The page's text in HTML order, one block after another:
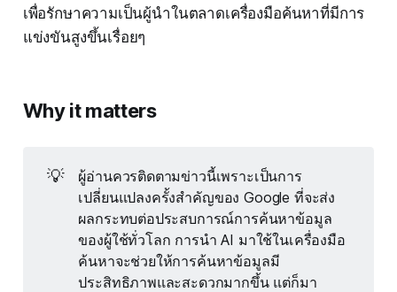
เพื่อรักษาความเป็นผู้นำในตลาดเครื่องมือค้นหาที่มีการ
แข่งขันสูงขึ้นเรื่อยๆ
Why it matters
💡
ผู้อ่านควรติดตามข่าวนี้เพราะเป็นการ
เปลี่ยนแปลงครั้งสำคัญของ Google ที่จะส่ง
ผลกระทบต่อประสบการณ์การค้นหาข้อมูล
ของผู้ใช้ทั่วโลก การนำ AI มาใช้ในเครื่องมือ
ค้นหาจะช่วยให้การค้นหาข้อมูลมี
ประสิทธิภาพและสะดวกมากขึ้น แต่ก็มา